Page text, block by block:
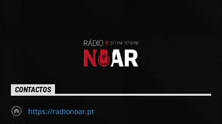
CONTACTOS
https://radionoar.pt